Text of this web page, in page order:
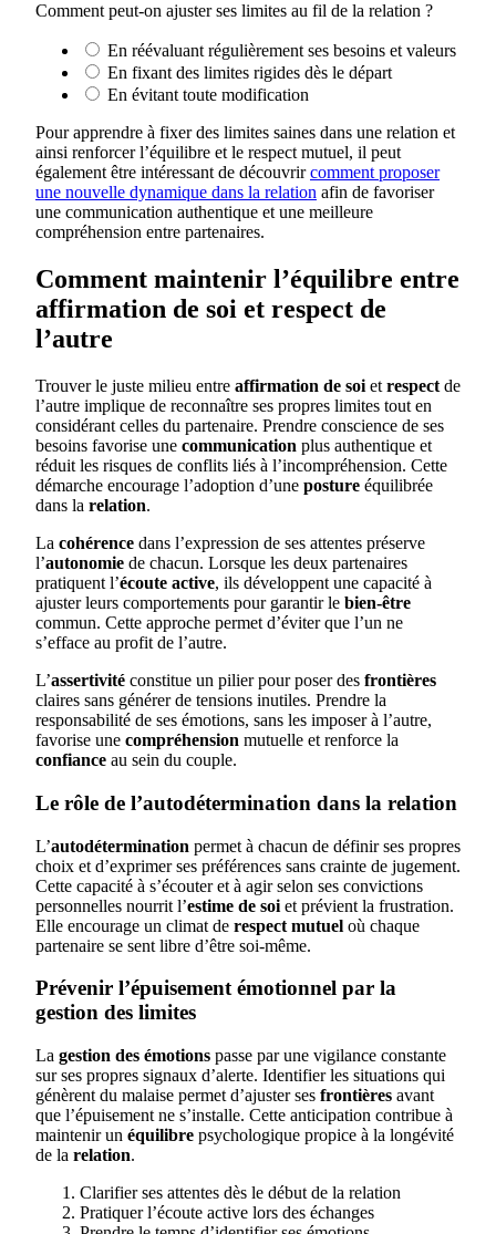
Comment peut-on ajuster ses limites au fil de la relation ?
En réévaluant régulièrement ses besoins et valeurs
En fixant des limites rigides dès le départ
En évitant toute modification
Pour apprendre à fixer des limites saines dans une relation et
ainsi renforcer l’équilibre et le respect mutuel, il peut
également être intéressant de découvrircomment proposer
une nouvelle dynamique dans la relation afin de favoriser
une communication authentique et une meilleure
compréhension entre partenaires.
Comment maintenir l’équilibre entre
affirmation de soi et respect de
l’autre
Trouver le juste milieu entre affirmation de soi et respect de
l’autre implique de reconnaître ses propres limites tout en
considérant celles du partenaire. Prendre conscience de ses
besoins favorise une communication plus authentique et
réduit les risques de conflits liés à l’incompréhension. Cette
démarche encourage l’adoption d’une posture équilibrée
dans la relation.
La cohérence dans l’expression de ses attentes préserve
l’autonomie de chacun. Lorsque les deux partenaires
pratiquent l’écoute active, ils développent une capacité à
ajuster leurs comportements pour garantir le bien-être
commun. Cette approche permet d’éviter que l’un ne
s’efface au profit de l’autre.
L’assertivité constitue un pilier pour poser des frontières
claires sans générer de tensions inutiles. Prendre la
responsabilité de ses émotions, sans les imposer à l’autre,
favorise une compréhension mutuelle et renforce la
confiance au sein du couple.
Le rôle de l’autodétermination dans la relation
L’autodétermination permet à chacun de définir ses propres
choix et d’exprimer ses préférences sans crainte de jugement.
Cette capacité à s’écouter et à agir selon ses convictions
personnelles nourrit l’estime de soi et prévient la frustration.
Elle encourage un climat de respect mutuel où chaque
partenaire se sent libre d’être soi-même.
Prévenir l’épuisement émotionnel par la
gestion des limites
La gestion des émotions passe par une vigilance constante
sur ses propres signaux d’alerte. Identifier les situations qui
génèrent du malaise permet d’ajuster ses frontières avant
que l’épuisement ne s’installe. Cette anticipation contribue à
maintenir un équilibre psychologique propice à la longévité
de la relation.
Clarifier ses attentes dès le début de la relation
Pratiquer l’écoute active lors des échanges